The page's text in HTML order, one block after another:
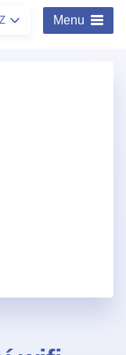
Menu